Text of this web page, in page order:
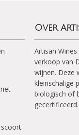
scoort
Over
Artisan
verkoop van
wijnen. Deze
kleinschalige
biologisch of
gecertificeerd.